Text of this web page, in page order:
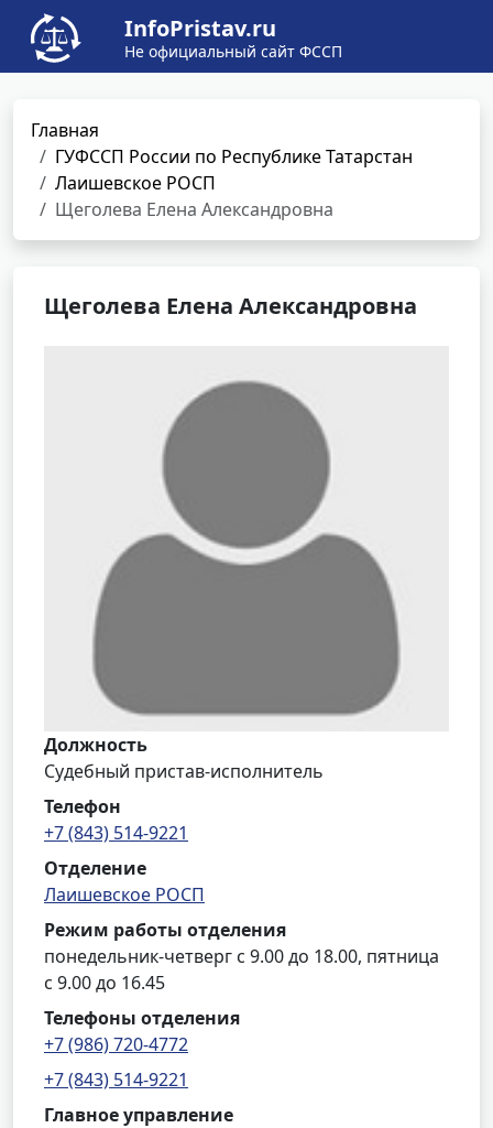
InfoPristav.ru
Не официальный сайт ФССП
Главная
ГУФССП России по Республике Татарстан
Лаишевское РОСП
Щеголева Елена Александровна
Щеголева Елена Александровна
Должность
Судебный пристав-исполнитель
Телефон
+7 (843) 514-9221
Отделение
Лаишевское РОСП
Режим работы отделения
понедельник-четверг с 9.00 до 18.00, пятница
с 9.00 до 16.45
Телефоны отделения
+7 (986) 720-4772
+7 (843) 514-9221
Главное управление